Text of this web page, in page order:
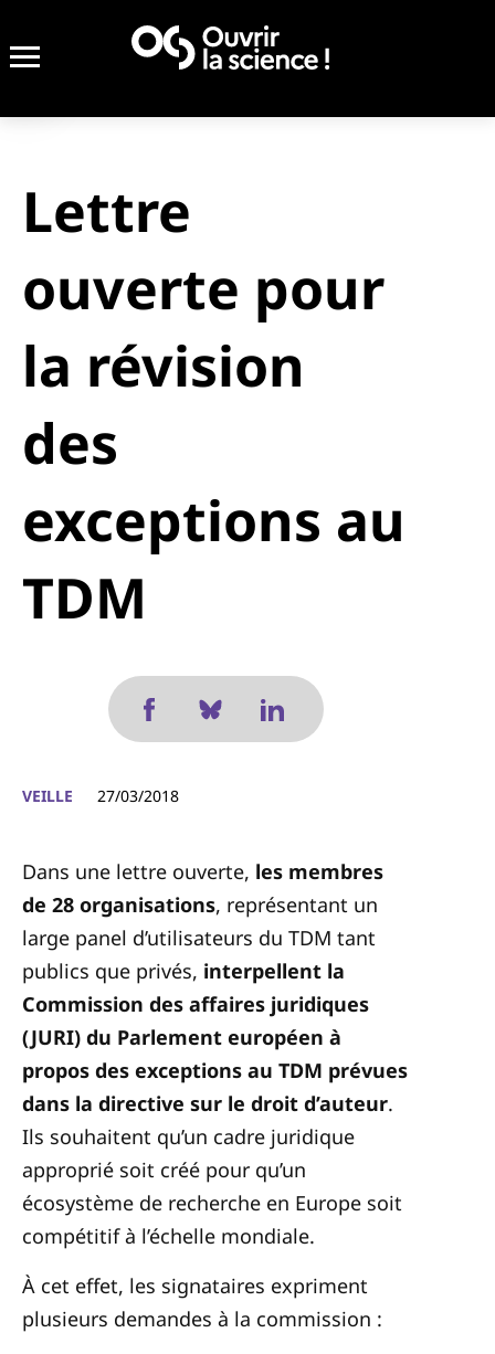
Lettre
ouverte pour
la révision
des
exceptions au
TDM
VEILLE 27/03/2018
Dans une lettre ouverte, les membres
de 28 organisations, représentant un
large panel d’utilisateurs du TDM tant
publics que privés, interpellent la
Commission des affaires juridiques
(JURI) du Parlement européen à
propos des exceptions au TDM prévues
dans la directive sur le droit d’auteur.
Ils souhaitent qu’un cadre juridique
approprié soit créé pour qu’un
écosystème de recherche en Europe soit
compétitif à l’échelle mondiale.
À cet effet, les signataires expriment
plusieurs demandes à la commission :